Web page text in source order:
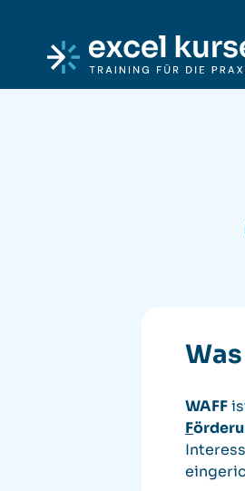
Excel-Kurse
WAFF
F